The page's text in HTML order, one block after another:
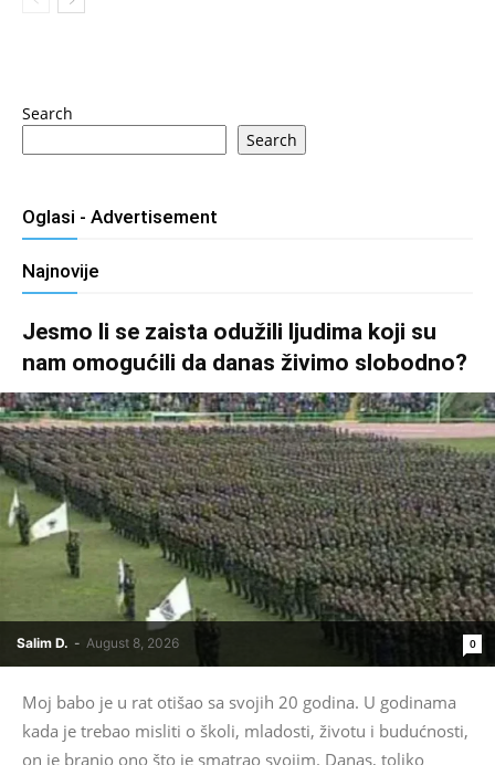
Search
Search
Oglasi - Advertisement
Najnovije
Jesmo li se zaista odužili ljudima koji su
nam omogućili da danas živimo slobodno?
Salim D. - August 8, 2026 0
Moj babo je u rat otišao sa svojih 20 godina. U godinama
kada je trebao misliti o školi, mladosti, životu i budućnosti,
on je branio ono što je smatrao svojim. Danas, toliko